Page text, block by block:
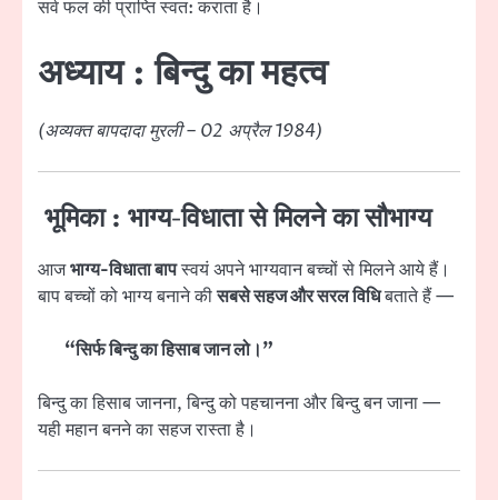
सर्व फल की प्राप्ति स्वत: कराता है।
अध्याय :बिन्दु का महत्व
(अव्यक्त बापदादा मुरली – 02 अप्रैल 1984)
भूमिका : भाग्य-विधाता से मिलने का सौभाग्य
आजभाग्य-विधाता बापस्वयं अपने भाग्यवान बच्चों से मिलने आये हैं।
बाप बच्चों को भाग्य बनाने कीसबसे सहज और सरल विधिबताते हैं —
“सिर्फ बिन्दु का हिसाब जान लो।”
बिन्दु का हिसाब जानना, बिन्दु को पहचानना और बिन्दु बन जाना —
यही महान बनने का सहज रास्ता है।